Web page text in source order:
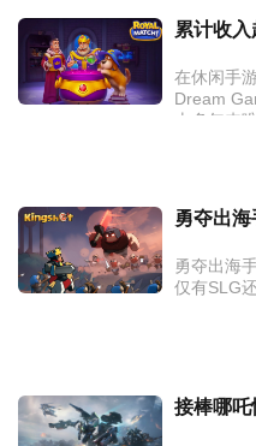
在休闲手
Dream
十多年来
勇夺出海
仅有SLG